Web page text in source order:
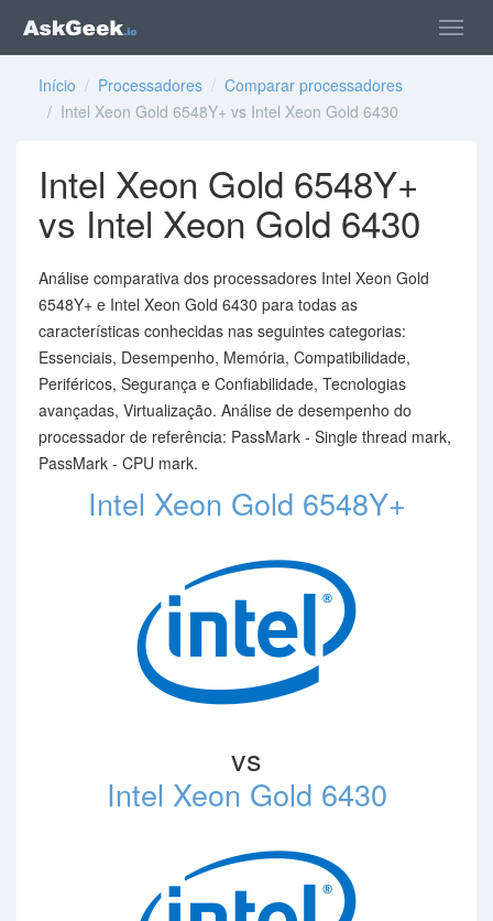
Início / Processadores / Comparar processadores
/ Intel Xeon Gold 6548Y+ vs Intel Xeon Gold 6430
Intel Xeon Gold 6548Y+
vs Intel Xeon Gold 6430
Análise comparativa dos processadores Intel Xeon Gold
6548Y+ e Intel Xeon Gold 6430 para todas as
características conhecidas nas seguintes categorias:
Essenciais, Desempenho, Memória, Compatibilidade,
Periféricos, Segurança e Confiabilidade, Tecnologias
avançadas, Virtualização. Análise de desempenho do
processador de referência: PassMark - Single thread mark,
PassMark - CPU mark.
Intel Xeon Gold 6548Y+
vs
Intel Xeon Gold 6430